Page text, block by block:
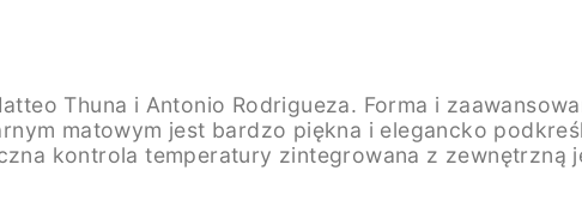
Thuna i Antonio Rodrigueza. Forma i
matowym jest bardzo piękna i elegancko
kontrola temperatury zintegrowana z zewnętrzną